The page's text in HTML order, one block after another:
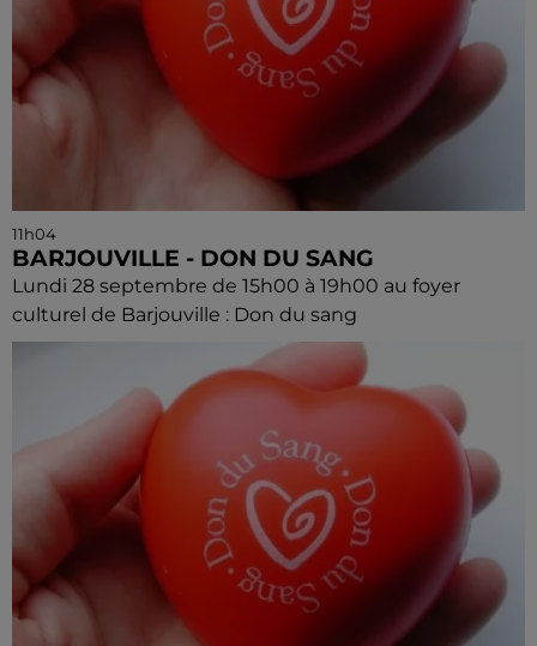
11h04
BARJOUVILLE - DON DU SANG
Lundi 28 septembre de 15h00 à 19h00 au foyer
culturel de Barjouville : Don du sang